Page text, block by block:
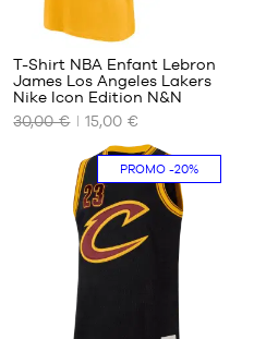
NOS
DISPONIBLES
enfant
- 1m25
enfant
- 1m35
T-Shirt NBA Enfant Lebron
James Los Angeles Lakers
Nike Icon Edition N&N
30,00 €
15,00 €
PROMO-20%